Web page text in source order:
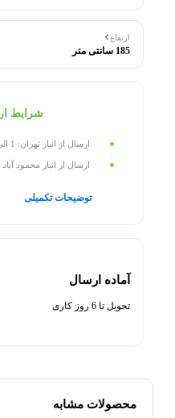
ارتفاع
185 سانتی متر
شرایط
ارسال از انبار تهران: 1 الی 2 روز کاری
ارسال از انبار محمود آباد : 1 الی 3 روز
توضیحات تکمیلی
آماده ارسال
تحویل تا 6 روز کاری
محصولات مشابه